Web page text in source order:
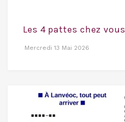
Les 4 pattes chez vous
Mercredi 13 Mai 2026